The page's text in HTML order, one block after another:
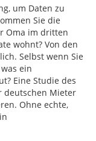
um Daten zu
Sie die
Oma im dritten
wohnt? Von den
Selbst wenn Sie
ein
Eine Studie des
deutschen Mieter
Ohne echte,